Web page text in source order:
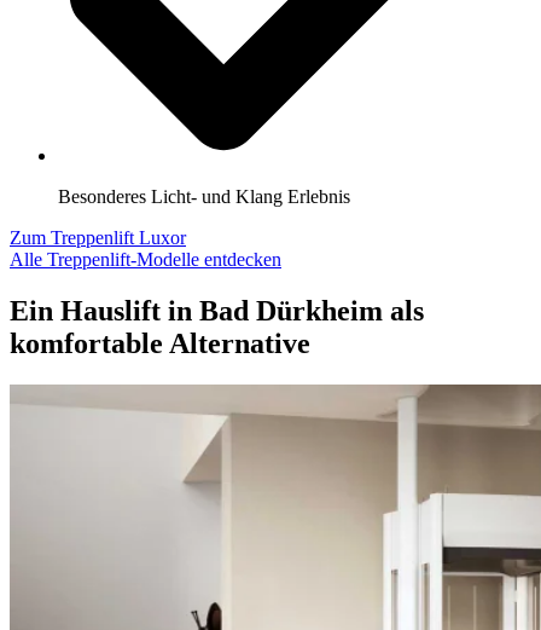
Besonderes Licht- und Klang Erlebnis
Zum Treppenlift Luxor
Alle Treppenlift-Modelle entdecken
Ein Hauslift in Bad Dürkheim als
komfortable Alternative